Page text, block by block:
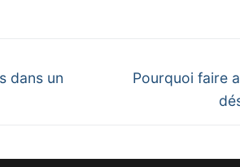
dans un
Next
Pourquoi faire